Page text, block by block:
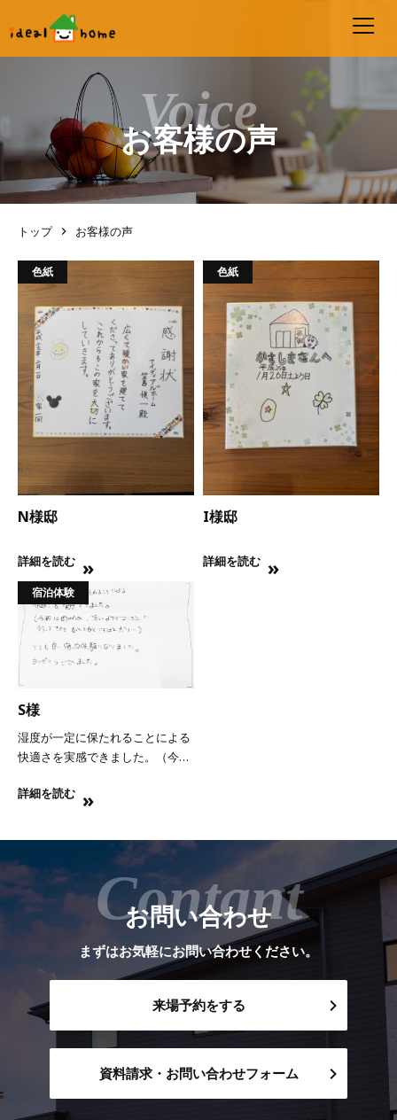
お客様の声
トップ お客様の声
色紙
N様邸
詳細を読む
色紙
I様邸
詳細を読む
宿泊体験
S様
湿度が一定に保たれることによる
快適さを実感できました。（今朝
だり…） とても良い宿泊体験にな
少しわかりました。 焼肉をしたけ
れど […]
詳細を読む
お問い合わせ
まずはお気軽にお問い合わせください。
来場予約をする
資料請求・お問い合わせフォーム